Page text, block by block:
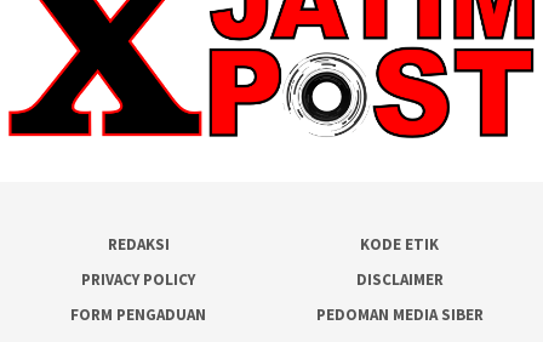
REDAKSI
KODE ETIK
PRIVACY POLICY
DISCLAIMER
FORM PENGADUAN
PEDOMAN MEDIA SIBER